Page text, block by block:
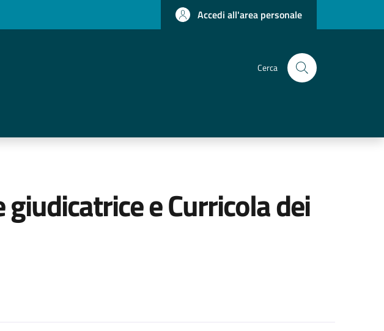
Accedi all'area personale
Cerca
e Curricola dei